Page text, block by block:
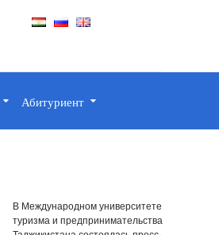
Абитуриент
В Международном университете
туризма и предпринимательства